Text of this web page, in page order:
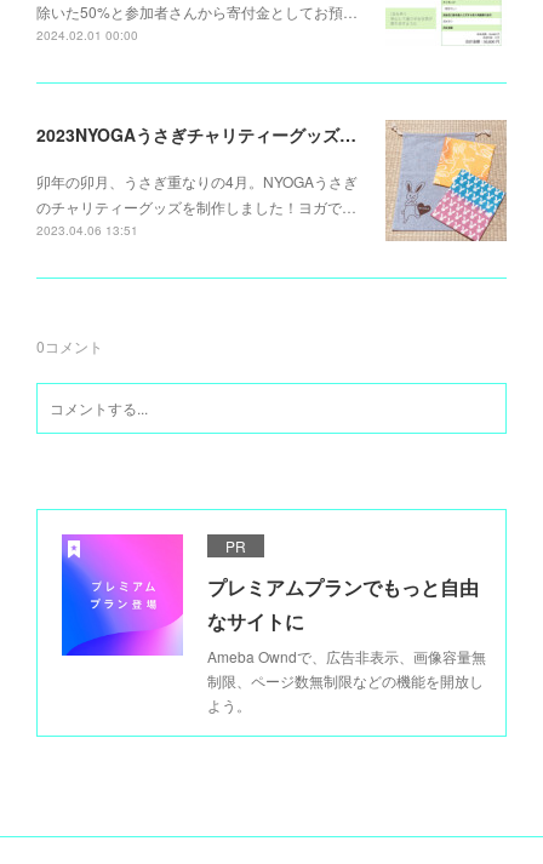
除いた50%と参加者さんから寄付金としてお預…
2024.02.01 00:00
2023NYOGAうさぎチャリティーグッズ販売のお知らせ
卯年の卯月、うさぎ重なりの4月。NYOGAうさぎ
のチャリティーグッズを制作しました！ヨガで…
2023.04.06 13:51
0コメント
PR
プレミアムプランでもっと自由
なサイトに
Ameba Owndで、広告非表示、画像容量無
制限、ページ数無制限などの機能を開放し
よう。